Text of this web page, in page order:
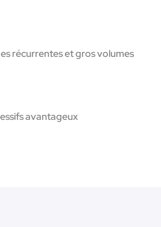
récurrentes et gros volumes
avantageux